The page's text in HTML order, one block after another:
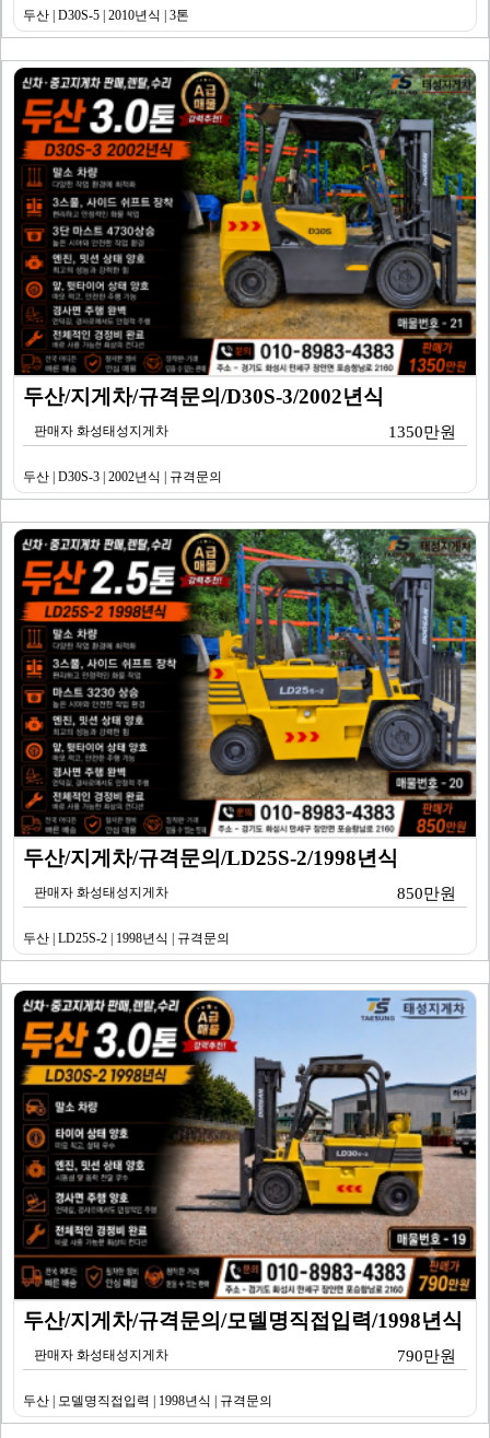
두산 | D30S-5 | 2010년식 | 3톤
두산/지게차/규격문의/D30S-3/2002년식
판매자 화성태성지게차 1350만원
두산 | D30S-3 | 2002년식 | 규격문의
두산/지게차/규격문의/LD25S-2/1998년식
판매자 화성태성지게차 850만원
두산 | LD25S-2 | 1998년식 | 규격문의
두산/지게차/규격문의/모델명직접입력/1998년식
판매자 화성태성지게차 790만원
두산 | 모델명직접입력 | 1998년식 | 규격문의